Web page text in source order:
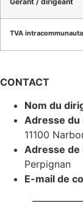
TVA
CONTACT
Nom du
Adresse du
11100
Adresse de
Perpignan
E-mail de